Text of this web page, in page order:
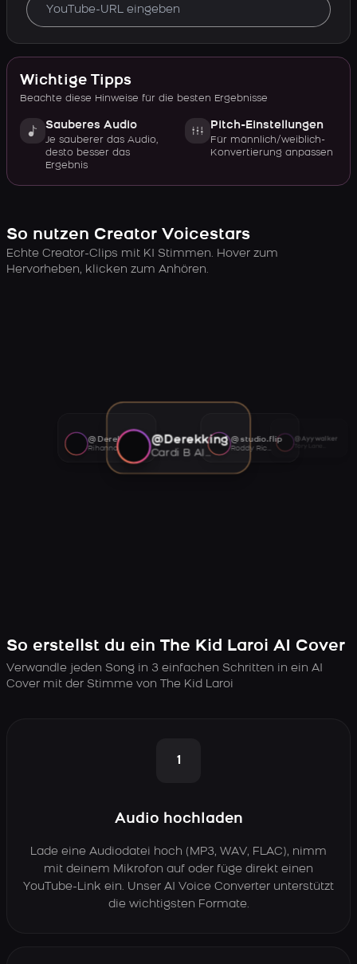
Wichtige Tipps
Beachte diese Hinweise für die besten Ergebnisse
Sauberes Audio
Je sauberer das Audio,
desto besser das
Ergebnis
Pitch-Einstellungen
Für männlich/weiblich-
Konvertierung anpassen
So nutzen Creator Voicestars
Echte Creator-Clips mit KI Stimmen. Hover zum
Hervorheben, klicken zum Anhören.
@Derekking
Cardi B AI voice
@studio.flip
Roddy Ricch AI voice
@Ayywalker
@Derekking
Rihanna AI voice
So erstellst du ein The Kid Laroi AI Cover
Verwandle jeden Song in 3 einfachen Schritten in ein AI
Cover mit der Stimme von The Kid Laroi
1
Audio hochladen
Lade eine Audiodatei hoch (MP3, WAV, FLAC), nimm
mit deinem Mikrofon auf oder füge direkt einen
YouTube-Link ein. Unser AI Voice Converter unterstützt
die wichtigsten Formate.